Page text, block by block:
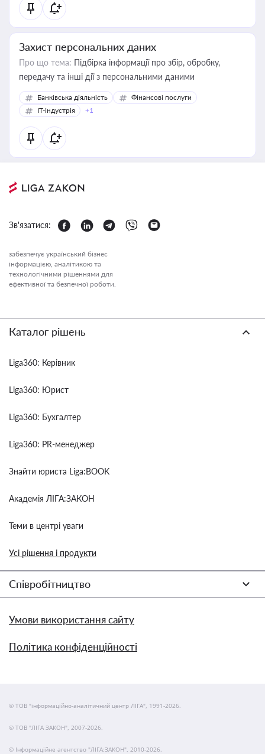
Захист персональних даних
Про що тема: Підбірка інформації про збір, обробку,
передачу та інші дії з персональними даними
Банківська діяльність
Фінансові послуги
IT-індустрія
+1
Зв'язатися:
забезпечує український бізнес
інформацією, аналітикою та
технологічними рішеннями для
ефективної та безпечної роботи.
Каталог рішень
Liga360: Керівник
Liga360: Юрист
Liga360: Бухгалтер
Liga360: PR-менеджер
Знайти юриста Liga:BOOK
Академія ЛІГА:ЗАКОН
Теми в центрі уваги
Усі рішення і продукти
Співробітництво
Умови використання сайту
Політика конфіденційності
© ТОВ "інформаційно-аналітичний центр ЛІГА", 1991-2026.
© ТОВ "ЛІГА ЗАКОН", 2007-2026.
© Інформаційне агентство "ЛІГА:ЗАКОН", 2010-2026.